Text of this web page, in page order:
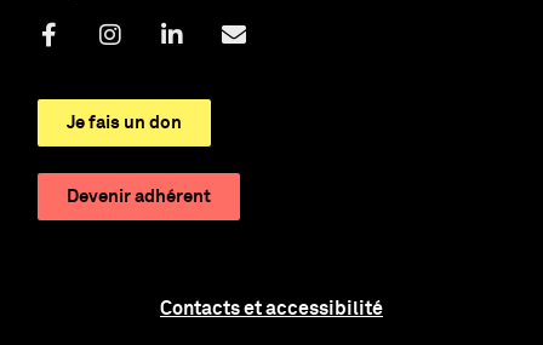
Je fais un don
Devenir adhérent
Contacts et accessibilité